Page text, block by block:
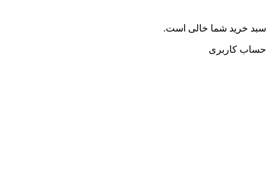
سبد خرید شما خالی است.
حساب کاربری